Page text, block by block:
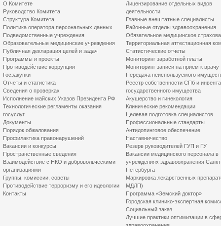
О Комитете
Руководство Комитета
Структура Комитета
Политика оператора персональных данных
Подведомственные учреждения
Образовательные медицинские учреждения
Публичная декларация целей и задач
Программы и проекты
Противодействие коррупции
Госзакупки
Отчеты и статистика
Сведения о проверках
Исполнение майских Указов Президента РФ
Технологические регламенты оказания
госуслуг
Документы
Порядок обжалования
Профилактика правонарушений
Вакансии и конкурсы
Пространственные сведения
Взаимодействие с НКО и добровольческими
организациями
Группы, комиссии, советы
Противодействие терроризму и его идеологии
Контакты
Лицензирование отдельных видов
деятельности
Главные внештатные специалисты
Районные отделы здравоохранения
Обязательное медицинское
Территориальная аттестационная
Статистические отчеты
Мониторинг заработной платы
Мониторинг записи на прием к врачу
Передача неиспользуемого
Реестр собственности СПб и
государственного имущества
Акушерство и гинекология
Клинические рекомендации
Целевая подготовка специалистов
Профессиональные стандарты
Антидопинговое обеспечение
Наставничество
Резерв руководителей ГУП и ГУ
Вакансии медицинского персонала в
учреждениях здравоохранения
Петербурга
Маркировка лекарственных
МДЛП)
Программа «Земский доктор»
Городская клинико-экспертная
Социальный заказ
Лучшие практики оптимизации в
здравоохранения